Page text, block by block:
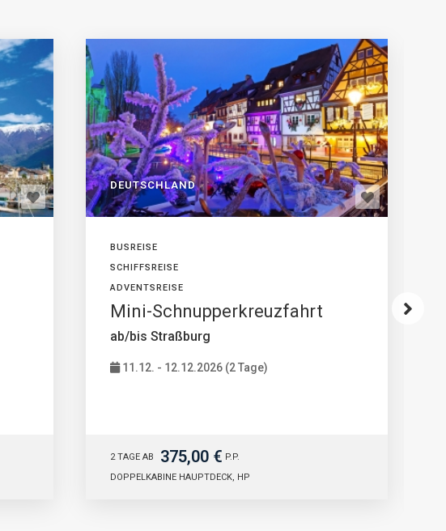
DEUTSCHLAND
BUSREISE
SCHIFFSREISE
ADVENTSREISE
Mini-Schnupperkreuzfahrt
ab/bis Straßburg
11.12. - 12.12.2026 (2 Tage)
2 TAGE AB 375,00 € P.P.
DOPPELKABINE HAUPTDECK, HP